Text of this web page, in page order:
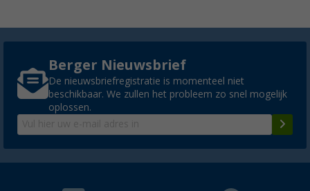
Berger Nieuwsbrief
De nieuwsbriefregistratie is momenteel niet
beschikbaar. We zullen het probleem zo snel mogelijk
oplossen.